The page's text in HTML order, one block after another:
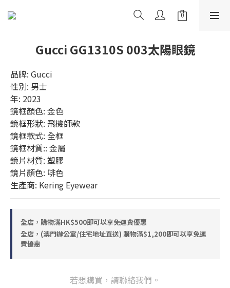
Gucci GG1310S 003太陽眼鏡
品牌: Gucci
性別: 男士
年: 2023
鏡框顏色: 金色
鏡框形狀: 飛機師款
鏡框款式: 全框
鏡框材質:: 金屬
鏡片材質: 塑膠
鏡片顏色: 啡色
生產商: Kering Eyewear
全店，購物滿HK$500即可以享免運費優惠
全店，(澳門辦公室/住宅地址直送) 購物滿$1,200即可以享免運
費優惠
若想購買，請聯絡我們。